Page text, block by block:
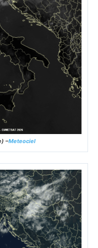
–Meteociel